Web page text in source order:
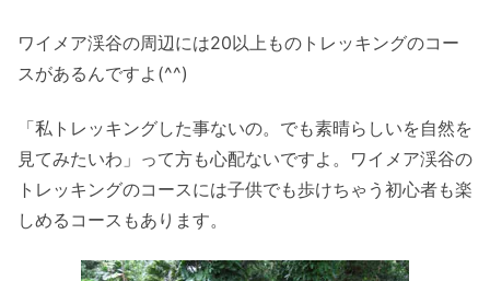
ワイメア渓谷の周辺には20以上ものトレッキングのコー
スがあるんですよ(^^)
「私トレッキングした事ないの。でも素晴らしいを自然を
見てみたいわ」って方も心配ないですよ。ワイメア渓谷の
トレッキングのコースには子供でも歩けちゃう初心者も楽
しめるコースもあります。